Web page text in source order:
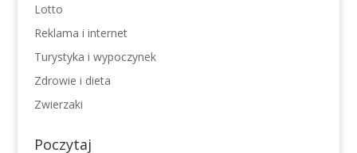
Lotto
Reklama i internet
Turystyka i wypoczynek
Zdrowie i dieta
Zwierzaki
Poczytaj